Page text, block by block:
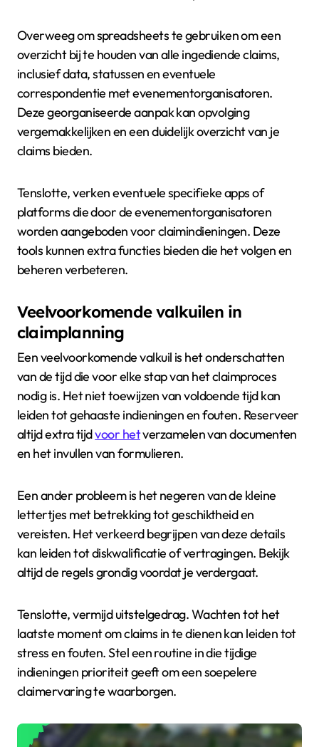
Overweeg om spreadsheets te gebruiken om een
overzicht bij te houden van alle ingediende claims,
inclusief data, statussen en eventuele
correspondentie met evenementorganisatoren.
Deze georganiseerde aanpak kan opvolging
vergemakkelijken en een duidelijk overzicht van je
claims bieden.
Tenslotte, verken eventuele specifieke apps of
platforms die door de evenementorganisatoren
worden aangeboden voor claimindieningen. Deze
tools kunnen extra functies bieden die het volgen en
beheren verbeteren.
Veelvoorkomende valkuilen in
claimplanning
Een veelvoorkomende valkuil is het onderschatten
van de tijd die voor elke stap van het claimproces
nodig is. Het niet toewijzen van voldoende tijd kan
leiden tot gehaaste indieningen en fouten. Reserveer
altijd extra tijdvoor hetverzamelen van documenten
en het invullen van formulieren.
Een ander probleem is het negeren van de kleine
lettertjes met betrekking tot geschiktheid en
vereisten. Het verkeerd begrijpen van deze details
kan leiden tot diskwalificatie of vertragingen. Bekijk
altijd de regels grondig voordat je verdergaat.
Tenslotte, vermijd uitstelgedrag. Wachten tot het
laatste moment om claims in te dienen kan leiden tot
stress en fouten. Stel een routine in die tijdige
indieningen prioriteit geeft om een soepelere
claimervaring te waarborgen.